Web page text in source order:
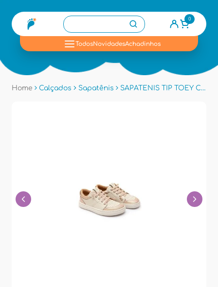
0
TodosNovidadesAchadinhos
Home Calçados Sapatênis SAPATENIS TIP TOEY CB.OLI1 - Tapioca/rose